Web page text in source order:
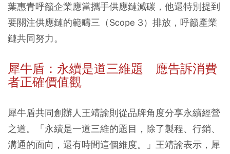
葉惠青呼籲企業應當攜手供應鏈減碳，他還特別提到
要關注供應鏈的範疇三（Scope 3）排放，呼籲產業
鏈共同努力。
犀牛盾：永續是道三維題 應告訴消費
者正確價值觀
犀牛盾共同創辦人王靖諭則從品牌角度分享永續經營
之道。「永續是一道三維的題目，除了製程、行銷、
溝通的面向，還有時間這個維度。」王靖諭表示，犀